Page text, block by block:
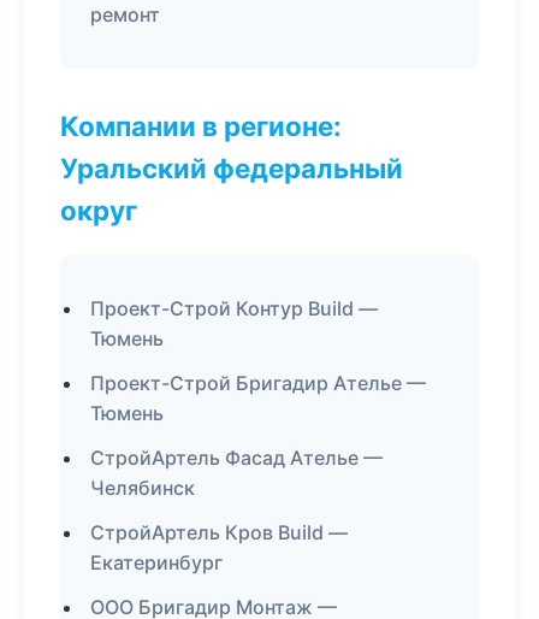
ремонт
Компании в регионе:
Уральский федеральный
округ
Проект-Строй Контур Build —
Тюмень
Проект-Строй Бригадир Ателье —
Тюмень
СтройАртель Фасад Ателье —
Челябинск
СтройАртель Кров Build —
Екатеринбург
ООО Бригадир Монтаж —